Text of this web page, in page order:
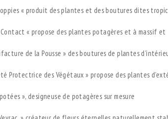
« produit des plantes et des boutures dites
« propose des plantes potagères et à massif et
de la Pousse » des boutures de plantes
Protectrice des Végétaux » propose des plantes
», designeuse de potagères sur mesure